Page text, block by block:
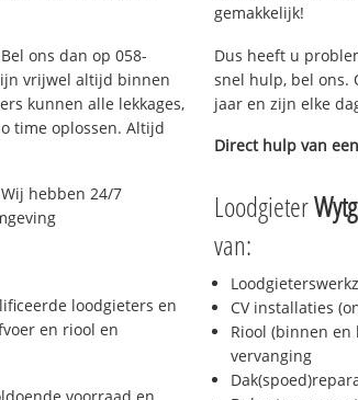
ons dan op 058-
vrijwel altijd binnen
kunnen alle lekkages,
time oplossen. Altijd
hebben 24/7
loodgieters en
en riool en
gemakkelijk!
Dus heeft u
snel hulp, bel ons.
jaar en zijn elke
Direct hulp van
Loodgieter
van:
CV installaties
Riool (binnen
vervanging